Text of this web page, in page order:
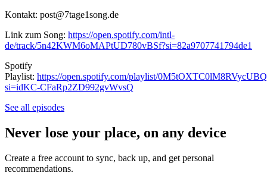
Kontakt: post@7tage1song.de
Link zum Song: https://open.spotify.com/intl-
de/track/5n42KWM6oMAPtUD780vBSf?si=82a9707741794de1
Spotify
Playlist: https://open.spotify.com/playlist/
si=idKC-CFaRp2ZD992gvWvsQ
See all episodes
Never lose your place, on any device
Create a free account to sync, back up, and get personal
recommendations.